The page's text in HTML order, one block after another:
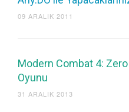
09 ARALIK 2011
Modern Combat 4:
Oyunu
31 ARALIK 2013